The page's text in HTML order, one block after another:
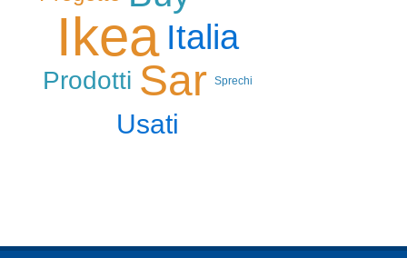
Ikea Italia
Prodotti Sar Sprechi
Usati